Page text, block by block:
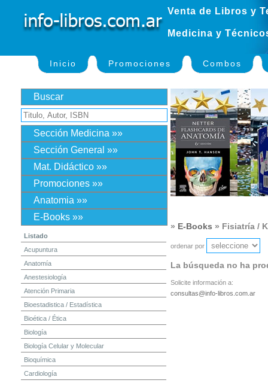
Venta de Libros y
Medicina y
Inicio Promociones Combos
Buscar
Sección Medicina »»
Sección General »»
Mat. Didáctico »»
Promociones »»
Anatomia »»
E-Books »»
Listado
Acupuntura
Anatomía
Anestesiología
Atención Primaria
Bioestadistica / Estadística
Bioética / Ética
Biología
Biología Celular y Molecular
Bioquímica
Cardiología
» E-Books » Fisiatría /
ordenar por
La búsqueda no ha
Solicite información a:
consultas@info-libros.com.ar